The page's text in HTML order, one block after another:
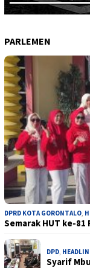
PARLEMEN
DPRD KOTA GORONTALO,
Semarak HUT ke-
DPD,
Syarif